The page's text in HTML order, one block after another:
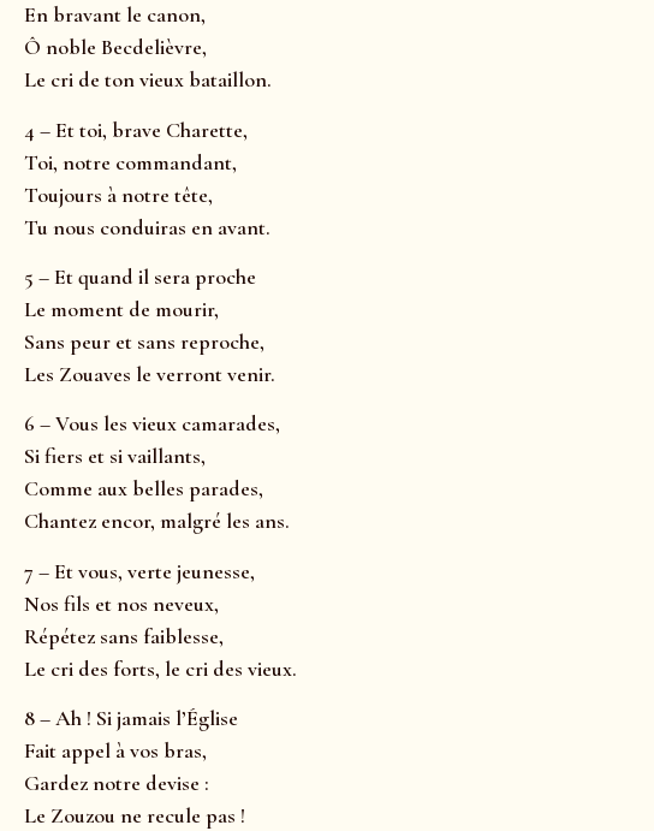
En bravant le canon,
Ô noble Becdelièvre,
Le cri de ton vieux bataillon.
4 – Et toi, brave Charette,
Toi, notre commandant,
Toujours à notre tête,
Tu nous conduiras en avant.
5 – Et quand il sera proche
Le moment de mourir,
Sans peur et sans reproche,
Les Zouaves le verront venir.
6 – Vous les vieux camarades,
Si fiers et si vaillants,
Comme aux belles parades,
Chantez encor, malgré les ans.
7 – Et vous, verte jeunesse,
Nos fils et nos neveux,
Répétez sans faiblesse,
Le cri des forts, le cri des vieux.
8 – Ah ! Si jamais l’Église
Fait appel à vos bras,
Gardez notre devise :
Le Zouzou ne recule pas !